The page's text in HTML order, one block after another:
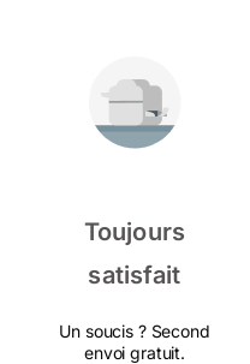
Toujours
satisfait
Un soucis ? Second
envoi gratuit.